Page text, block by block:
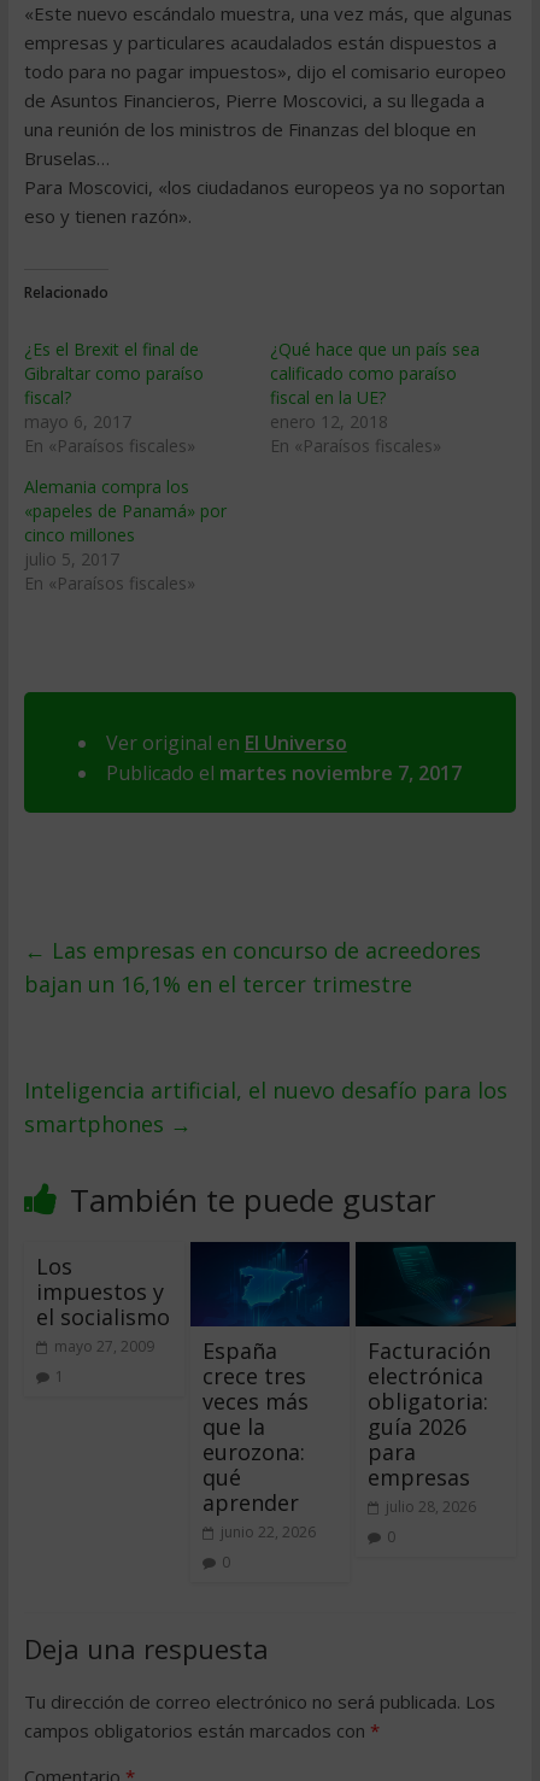
«Este nuevo escándalo muestra, una vez más, que algunas
empresas y particulares acaudalados están dispuestos a
todo para no pagar impuestos», dijo el comisario europeo
de Asuntos Financieros, Pierre Moscovici, a su llegada a
una reunión de los ministros de Finanzas del bloque en
Bruselas…
Para Moscovici, «los ciudadanos europeos ya no soportan
eso y tienen razón».
Relacionado
¿Es el Brexit el final de
Gibraltar como paraíso
fiscal?
mayo 6, 2017
En «Paraísos fiscales»
¿Qué hace que un país sea
calificado como paraíso
fiscal en la UE?
enero 12, 2018
En «Paraísos fiscales»
Alemania compra los
«papeles de Panamá» por
cinco millones
julio 5, 2017
En «Paraísos fiscales»
Ver original en El Universo
Publicado el martes noviembre 7, 2017
← Las empresas en concurso de acreedores
bajan un 16,1% en el tercer trimestre
Inteligencia artificial, el nuevo desafío para los
smartphones →
También te puede gustar
Los
impuestos y
el socialismo
mayo 27, 2009
1
España
crece tres
veces más
que la
eurozona:
qué
aprender
junio 22, 2026
0
Facturación
electrónica
obligatoria:
guía 2026
para
empresas
julio 28, 2026
0
Deja una respuesta
Tu dirección de correo electrónico no será publicada. Los
campos obligatorios están marcados con *
Comentario *